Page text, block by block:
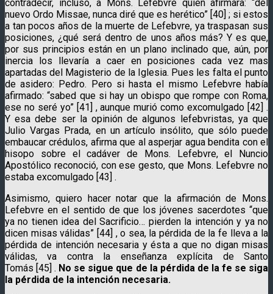
contradecir, incluso, a Mons. Lefebvre quien afirmara: “del
nuevo Ordo Missae, nunca diré que es herético” [40] ; si estos
a tan pocos años de la muerte de Lefebvre, ya traspasan sus
posiciones, ¿qué será dentro de unos años más? Y es que,
por sus principios están en un plano inclinado que, aún, por
inercia los llevaría a caer en posiciones cada vez mas
apartadas del Magisterio de la Iglesia. Pues les falta el punto
de asidero: Pedro. Pero si hasta el mismo Lefebvre había
afirmado: “sabed que si hay un obispo que rompe con Roma,
ese no seré yo” [41] , aunque murió como excomulgado [42] .
Y esa debe ser la opinión de algunos lefebvristas, ya que
Julio Vargas Prada, en un artículo insólito, que sólo puede
embaucar crédulos, afirma que al asperjar agua bendita con el
hisopo sobre el cadáver de Mons. Lefebvre, el Nuncio
Apostólico reconoció, con ese gesto, que Mons. Lefebvre no
estaba excomulgado [43] .
Asimismo, quiero hacer notar que la afirmación de Mons.
Lefebvre en el sentido de que los jóvenes sacerdotes “que
ya no tienen idea del Sacrificio… pierden la intención y ya no
dicen misas válidas” [44] , o sea, la pérdida de la fe lleva a la
pérdida de intención necesaria y ésta a que no digan misas
válidas, va contra la enseñanza explícita de Santo
Tomás [45] . No se sigue que de la pérdida de la fe se siga
la pérdida de la intención necesaria.